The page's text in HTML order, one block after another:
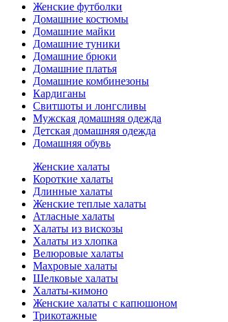
Женские футболки
Домашние костюмы
Домашние майки
Домашние туники
Домашние брюки
Домашние платья
Домашние комбинезоны
Кардиганы
Свитшоты и лонгсливы
Мужская домашняя одежда
Детская домашняя одежда
Домашняя обувь
Женские халаты
Короткие халаты
Длинные халаты
Женские теплые халаты
Атласные халаты
Халаты из вискозы
Халаты из хлопка
Велюровые халаты
Махровые халаты
Шелковые халаты
Халаты-кимоно
Женские халаты с капюшоном
Трикотажные